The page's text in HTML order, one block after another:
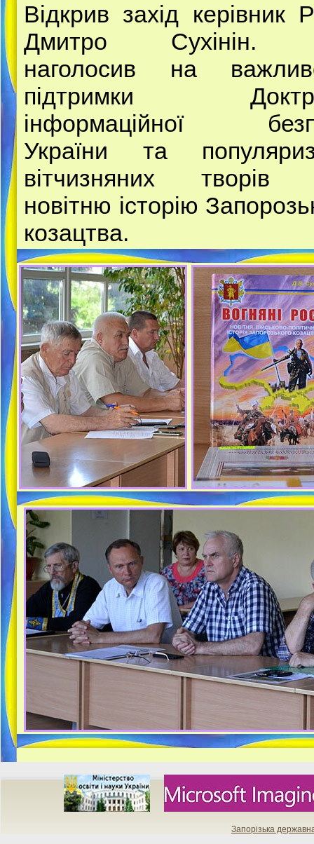
Відкрив захід керівник
Дмитро Сухінін.
наголосив на
підтримки
інформаційної
України та
вітчизняних творів
новітню історію
козацтва.
Запорізька